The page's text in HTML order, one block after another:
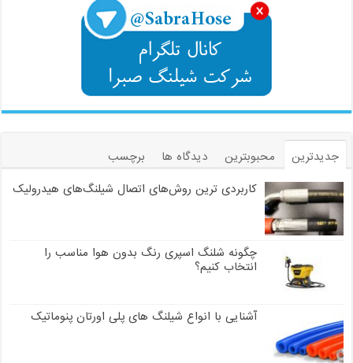
جدیدترین محبوبترین دیدگاه ها
برچسب
کاربردی ترین روش‌های اتصال شیلنگ‌های هیدرولیک
چگونه شلنگ اسپری رنگ بدون هوا مناسب را
انتخاب کنیم؟
آشنایی با انواع شیلنگ های پلی اورتان پنوماتیک